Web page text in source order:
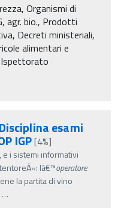
Organismi di
agr. bio., Prodotti
Decreti ministeriali,
alimentari e
Ispettorato
esami
IGP[4%]
e i sistemi informativi
lâ€™operatore
la partita di vino
…